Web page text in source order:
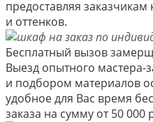
предоставляя
и оттенков.
Бесплатный вызов
Выезд опытного мастера-
и подбором материалов
удобное для Вас время
заказа на сумму от 50 000